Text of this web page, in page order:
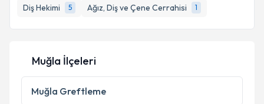
Diş Hekimi
5 Ağız, Diş ve Çene Cerrahisi 1
E-posta Adresiniz
Kişisel verilerimin işlenmesine ilişkinAydınlatma
Metni 'ni okudum ve kişisel verilerimin belirtilen
kapsamda işlenmesini kabul ediyorum.
Muğla İlçeleri
Muğla Greftleme